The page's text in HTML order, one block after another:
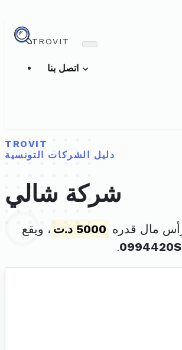
TROVIT
TROVIT
دليل الشركات التونسية
شركة شالي
5000 د.ت
، ويقع
0994420S
.